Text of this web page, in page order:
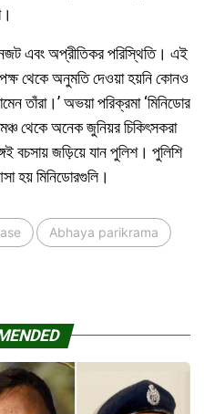
এবং অপ্রীতিকর পরিস্থিতি। এই
পক্ষ থেকে অনুমতি দেওয়া হয়নি কোনও
তাঁরা।’ অভয়া পরিক্রমা ‘মিনিডোর
থেকে অনেক জুনিয়র চিকিৎসকরা
বচসায় জড়িয়ে যান পুলিশ। পুলিশি
হয় মিনিডোরগুলি।
Abhaya parikrama